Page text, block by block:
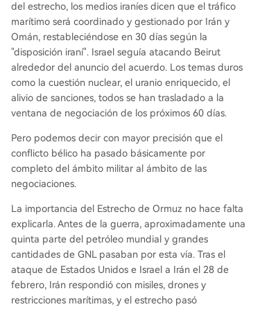
del estrecho, los medios iraníes dicen que el tráfico
marítimo será coordinado y gestionado por Irán y
Omán, restableciéndose en 30 días según la
"disposición iraní". Israel seguía atacando Beirut
alrededor del anuncio del acuerdo. Los temas duros
como la cuestión nuclear, el uranio enriquecido, el
alivio de sanciones, todos se han trasladado a la
ventana de negociación de los próximos 60 días.
Pero podemos decir con mayor precisión que el
conflicto bélico ha pasado básicamente por
completo del ámbito militar al ámbito de las
negociaciones.
La importancia del Estrecho de Ormuz no hace falta
explicarla. Antes de la guerra, aproximadamente una
quinta parte del petróleo mundial y grandes
cantidades de GNL pasaban por esta vía. Tras el
ataque de Estados Unidos e Israel a Irán el 28 de
febrero, Irán respondió con misiles, drones y
restricciones marítimas, y el estrecho pasó